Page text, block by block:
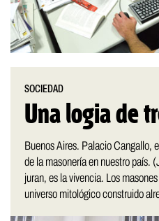
SOCIEDAD
Una logia de
Buenos Aires. Palacio Cangallo,
de la masonería en nuestro país.
juran, es la vivencia. Los
universo mitológico construido